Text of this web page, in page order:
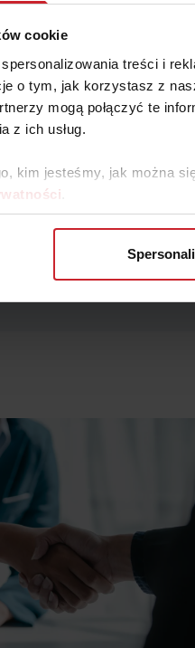
cookie
treści i
o tym, jak korzystasz z
mogą połączyć te
z ich usług.
kim jesteśmy, jak można
w
obejmującą
przekracza